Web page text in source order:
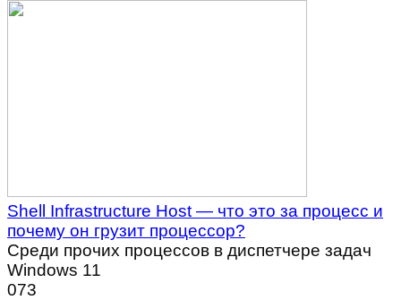
Shell Infrastructure Host — что это за процесс и
почему он грузит процессор?
Среди прочих процессов в диспетчере задач
Windows 11
073